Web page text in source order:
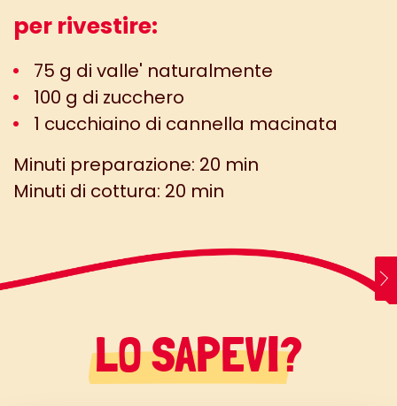
per rivestire:
75 g di valle' naturalmente
100 g di zucchero
1 cucchiaino di cannella macinata
Minuti preparazione: 20 min
Minuti di cottura: 20 min
LO SAPEVI?